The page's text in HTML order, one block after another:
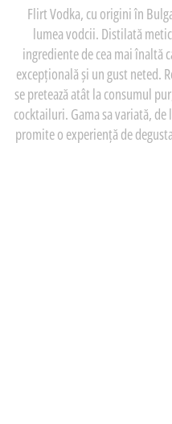
Flirt Vodka, cu origini în
lumea vodcii. Distilată
ingrediente de cea mai înaltă
excepțională și un gust neted.
se pretează atât la consumul
cocktailuri. Gama sa variată,
promite o experiență de